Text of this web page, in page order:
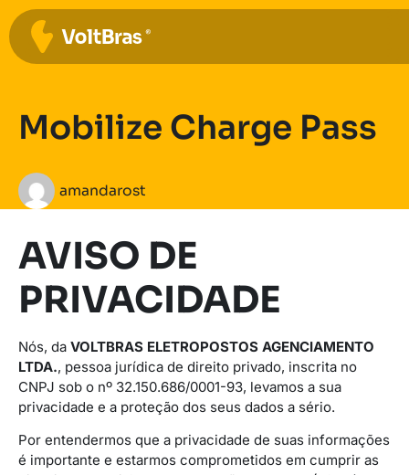
Mobilize Charge Pass
amandarost
AVISO DE
PRIVACIDADE
Nós, da VOLTBRAS ELETROPOSTOS AGENCIAMENTO
LTDA., pessoa jurídica de direito privado, inscrita no
CNPJ sob o nº 32.150.686/0001-93, levamos a sua
privacidade e a proteção dos seus dados a sério.
Por entendermos que a privacidade de suas informações
é importante e estarmos comprometidos em cumprir as